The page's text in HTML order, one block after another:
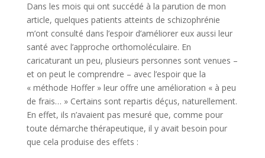
Dans les mois qui ont succédé à la parution de mon
article, quelques patients atteints de schizophrénie
m’ont consulté dans l’espoir d’améliorer eux aussi leur
santé avec l’approche orthomoléculaire. En
caricaturant un peu, plusieurs personnes sont venues –
et on peut le comprendre – avec l’espoir que la
« méthode Hoffer » leur offre une amélioration « à peu
de frais… » Certains sont repartis déçus, naturellement.
En effet, ils n’avaient pas mesuré que, comme pour
toute démarche thérapeutique, il y avait besoin pour
que cela produise des effets :